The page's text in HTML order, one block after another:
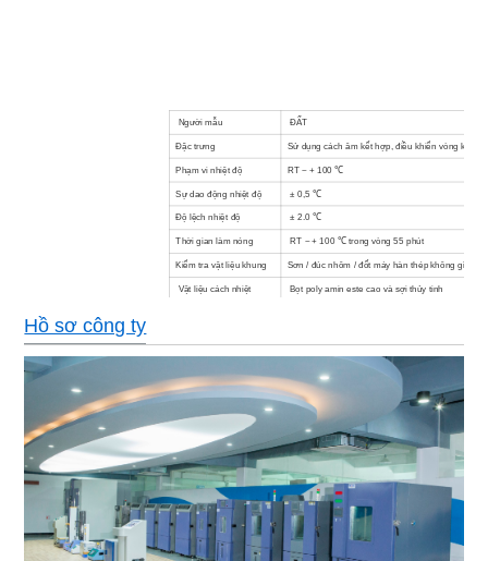
Người mẫu ĐẤT
Đặc trưng Sử dụng cách âm kết hợp, điều khiển vòng kín
Phạm vi nhiệt độ RT ~ + 100 ℃
Sự dao động nhiệt độ ± 0,5 ℃
Độ lệch nhiệt độ ± 2.0 ℃
Thời gian làm nóng RT ~ + 100 ℃ trong vòng 55 phút
Kiểm tra vật liệu khung Sơn / đúc nhôm / đốt máy hàn thép không gỉ
Vật liệu cách nhiệt Bọt poly amin este cao và sợi thủy tinh
Màn hình LCD disaly, tiếng Anh / tiếng Trung
khách hàng với hệ thống giám sát máy vi tính
Kiểm soát tiếng ồn ≤75dB
Hồ sơ công ty